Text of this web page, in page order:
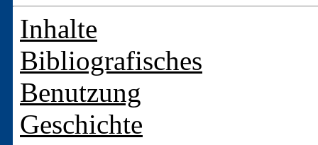
Inhalte
Bibliografisches
Benutzung
Geschichte